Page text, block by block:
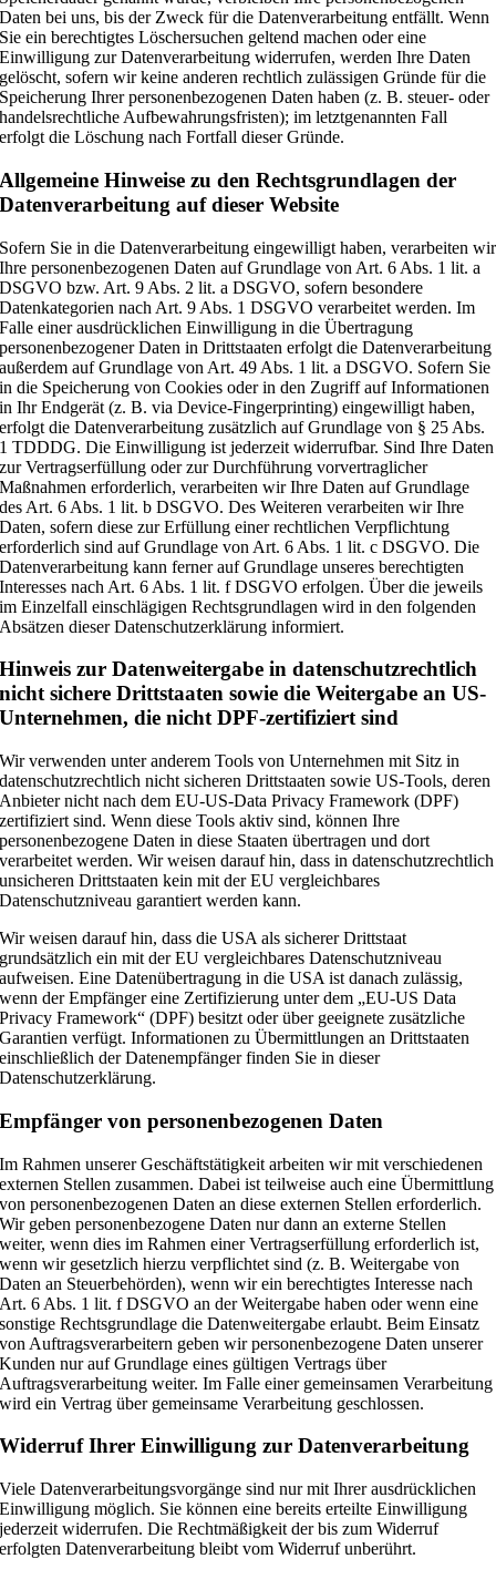
Daten bei uns, bis der Zweck für die Datenverarbeitung entfällt. Wenn
Sie ein berechtigtes Löschersuchen geltend machen oder eine
Einwilligung zur Datenverarbeitung widerrufen, werden Ihre Daten
gelöscht, sofern wir keine anderen rechtlich zulässigen Gründe für die
Speicherung Ihrer personenbezogenen Daten haben (z. B. steuer- oder
handelsrechtliche Aufbewahrungsfristen); im letztgenannten Fall
erfolgt die Löschung nach Fortfall dieser Gründe.
Allgemeine Hinweise zu den Rechtsgrundlagen der
Datenverarbeitung auf dieser Website
Sofern Sie in die Datenverarbeitung eingewilligt haben, verarbeiten wir
Ihre personenbezogenen Daten auf Grundlage von Art. 6 Abs. 1 lit. a
DSGVO bzw. Art. 9 Abs. 2 lit. a DSGVO, sofern besondere
Datenkategorien nach Art. 9 Abs. 1 DSGVO verarbeitet werden. Im
Falle einer ausdrücklichen Einwilligung in die Übertragung
personenbezogener Daten in Drittstaaten erfolgt die Datenverarbeitung
außerdem auf Grundlage von Art. 49 Abs. 1 lit. a DSGVO. Sofern Sie
in die Speicherung von Cookies oder in den Zugriff auf Informationen
in Ihr Endgerät (z. B. via Device-Fingerprinting) eingewilligt haben,
erfolgt die Datenverarbeitung zusätzlich auf Grundlage von § 25 Abs.
1 TDDDG. Die Einwilligung ist jederzeit widerrufbar. Sind Ihre Daten
zur Vertragserfüllung oder zur Durchführung vorvertraglicher
Maßnahmen erforderlich, verarbeiten wir Ihre Daten auf Grundlage
des Art. 6 Abs. 1 lit. b DSGVO. Des Weiteren verarbeiten wir Ihre
Daten, sofern diese zur Erfüllung einer rechtlichen Verpflichtung
erforderlich sind auf Grundlage von Art. 6 Abs. 1 lit. c DSGVO. Die
Datenverarbeitung kann ferner auf Grundlage unseres berechtigten
Interesses nach Art. 6 Abs. 1 lit. f DSGVO erfolgen. Über die jeweils
im Einzelfall einschlägigen Rechtsgrundlagen wird in den folgenden
Absätzen dieser Datenschutzerklärung informiert.
Hinweis zur Datenweitergabe in datenschutzrechtlich
nicht sichere Drittstaaten sowie die Weitergabe an US-
Unternehmen, die nicht DPF-zertifiziert sind
Wir verwenden unter anderem Tools von Unternehmen mit Sitz in
datenschutzrechtlich nicht sicheren Drittstaaten sowie US-Tools, deren
Anbieter nicht nach dem EU-US-Data Privacy Framework (DPF)
zertifiziert sind. Wenn diese Tools aktiv sind, können Ihre
personenbezogene Daten in diese Staaten übertragen und dort
verarbeitet werden. Wir weisen darauf hin, dass in datenschutzrechtlich
unsicheren Drittstaaten kein mit der EU vergleichbares
Datenschutzniveau garantiert werden kann.
Wir weisen darauf hin, dass die USA als sicherer Drittstaat
grundsätzlich ein mit der EU vergleichbares Datenschutzniveau
aufweisen. Eine Datenübertragung in die USA ist danach zulässig,
wenn der Empfänger eine Zertifizierung unter dem „EU-US Data
Privacy Framework“ (DPF) besitzt oder über geeignete zusätzliche
Garantien verfügt. Informationen zu Übermittlungen an Drittstaaten
einschließlich der Datenempfänger finden Sie in dieser
Datenschutzerklärung.
Empfänger von personenbezogenen Daten
Im Rahmen unserer Geschäftstätigkeit arbeiten wir mit verschiedenen
externen Stellen zusammen. Dabei ist teilweise auch eine Übermittlung
von personenbezogenen Daten an diese externen Stellen erforderlich.
Wir geben personenbezogene Daten nur dann an externe Stellen
weiter, wenn dies im Rahmen einer Vertragserfüllung erforderlich ist,
wenn wir gesetzlich hierzu verpflichtet sind (z. B. Weitergabe von
Daten an Steuerbehörden), wenn wir ein berechtigtes Interesse nach
Art. 6 Abs. 1 lit. f DSGVO an der Weitergabe haben oder wenn eine
sonstige Rechtsgrundlage die Datenweitergabe erlaubt. Beim Einsatz
von Auftragsverarbeitern geben wir personenbezogene Daten unserer
Kunden nur auf Grundlage eines gültigen Vertrags über
Auftragsverarbeitung weiter. Im Falle einer gemeinsamen Verarbeitung
wird ein Vertrag über gemeinsame Verarbeitung geschlossen.
Widerruf Ihrer Einwilligung zur Datenverarbeitung
Viele Datenverarbeitungsvorgänge sind nur mit Ihrer ausdrücklichen
Einwilligung möglich. Sie können eine bereits erteilte Einwilligung
jederzeit widerrufen. Die Rechtmäßigkeit der bis zum Widerruf
erfolgten Datenverarbeitung bleibt vom Widerruf unberührt.